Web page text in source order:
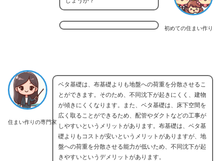
初めての住まい作り
住まい作りの専門家
ベタ基礎は、布基礎よりも地盤への荷重を分散させるこ
とができます。そのため、不同沈下が起きにくく、建物
が傾きにくくなります。また、ベタ基礎は、床下空間を
広く取ることができるため、配管やダクトなどの工事が
しやすいというメリットがあります。布基礎は、ベタ基
礎よりもコストが安いというメリットがありますが、地
盤への荷重を分散させる能力が低いため、不同沈下が起
きやすいというデメリットがあります。